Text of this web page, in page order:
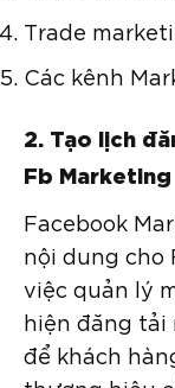
Trade
Các kênh
2. Tạo lịch
Fb Marketing
Facebook
nội dung cho
việc quản lý
hiện đăng tải
để khách